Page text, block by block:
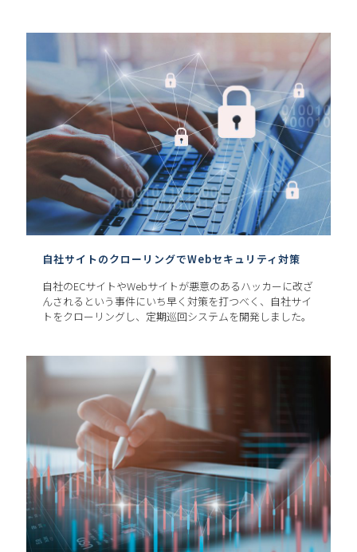
自社サイトのクローリングでWebセキュリティ対策
自社のECサイトやWebサイトが悪意のあるハッカーに改ざ
んされるという事件にいち早く対策を打つべく、自社サイ
トをクローリングし、定期巡回システムを開発しました。